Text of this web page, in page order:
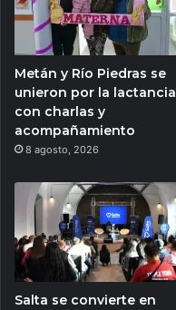
Metán y Río Piedras se
unieron por la lactancia
con charlas y
acompañamiento
8 agosto, 2026
Salta se convierte en